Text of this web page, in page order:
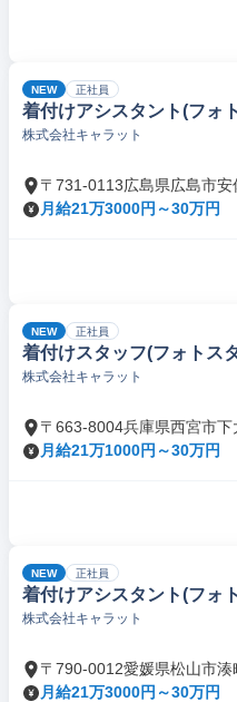
NEW 正社員
着付けアシスタント(フォ
株式会社キャラット
〒731-0113広島県広島市安
月給21万3000円～30万円
NEW 正社員
着付けスタッフ(フォトス
株式会社キャラット
〒663-8004兵庫県西宮市下
月給21万1000円～30万円
NEW 正社員
着付けアシスタント(フォ
株式会社キャラット
〒790-0012愛媛県松山市湊
月給21万3000円～30万円